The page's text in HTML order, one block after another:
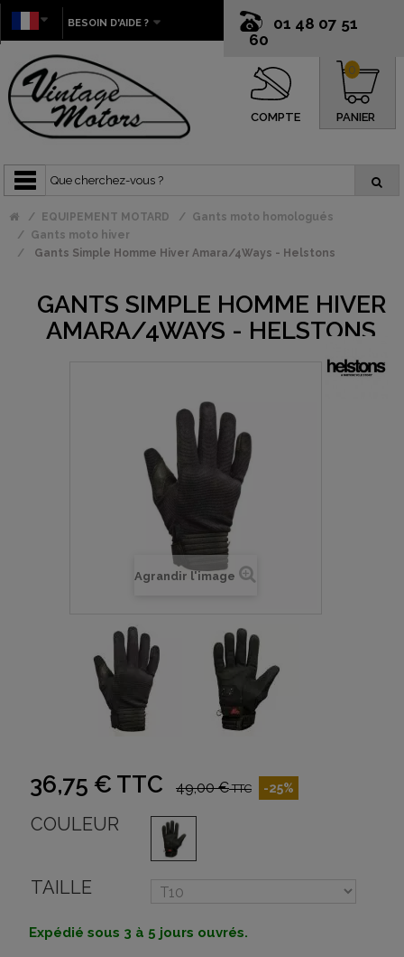
01 48 07 51
60
BESOIN D'AIDE ?
COMPTE PANIER
0
EQUIPEMENT MOTARD
Gants moto homologués
Gants moto hiver
Gants Simple Homme Hiver Amara/4Ways - Helstons
GANTS SIMPLE HOMME HIVER
AMARA/4WAYS - HELSTONS
Agrandir l'image
36,75 € TTC 49,00 €TTC -25%
COULEUR
TAILLE
Expédié sous 3 à 5 jours ouvrés.